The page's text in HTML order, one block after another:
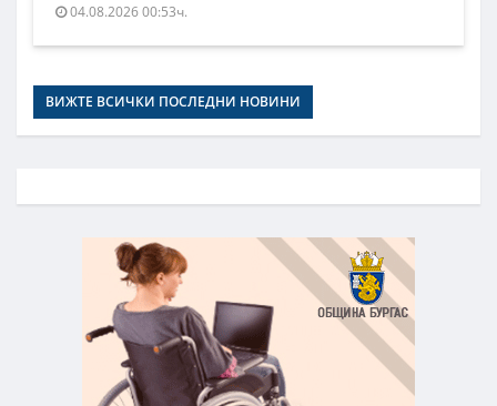
04.08.2026 00:53ч.
ВИЖТЕ ВСИЧКИ ПОСЛЕДНИ НОВИНИ